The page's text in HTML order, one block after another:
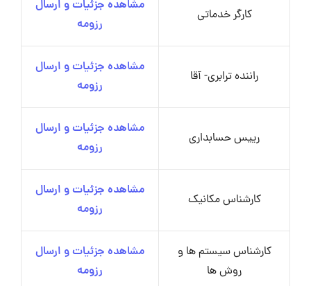
کارگر خدماتی
مشاهده جزئیات و ارسال
رزومه
راننده ترابری- آقا
مشاهده جزئیات و ارسال
رزومه
رییس حسابداری
مشاهده جزئیات و ارسال
رزومه
کارشناس مکانیک
مشاهده جزئیات و ارسال
رزومه
کارشناس سیستم ها و
روش ها
مشاهده جزئیات و ارسال
رزومه